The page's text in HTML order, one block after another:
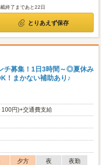
終了まであと22日
とりあえず保存
チ募集！1日3時間～◎夏休み
！まかない補助あり♪
円)+交通費支給
夕方 夜
夜勤